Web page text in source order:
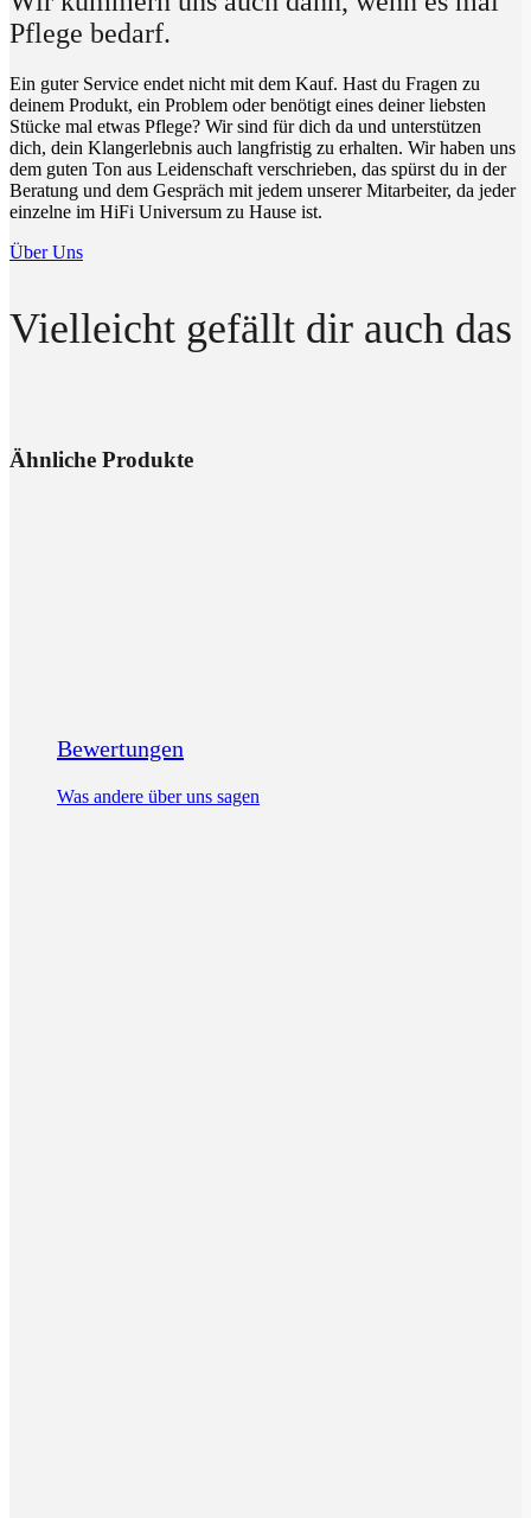
Bewertungen
Was andere über uns sagen
Pflege bedarf.
Ein guter Service endet nicht mit dem Kauf. Hast du Fragen zu
deinem Produkt, ein Problem oder benötigt eines deiner liebsten
Stücke mal etwas Pflege? Wir sind für dich da und unterstützen
dich, dein Klangerlebnis auch langfristig zu erhalten. Wir haben uns
dem guten Ton aus Leidenschaft verschrieben, das spürst du in der
Beratung und dem Gespräch mit jedem unserer Mitarbeiter, da jeder
einzelne im HiFi Universum zu Hause ist.
Über Uns
Vielleicht gefällt dir auch das
Ähnliche Produkte